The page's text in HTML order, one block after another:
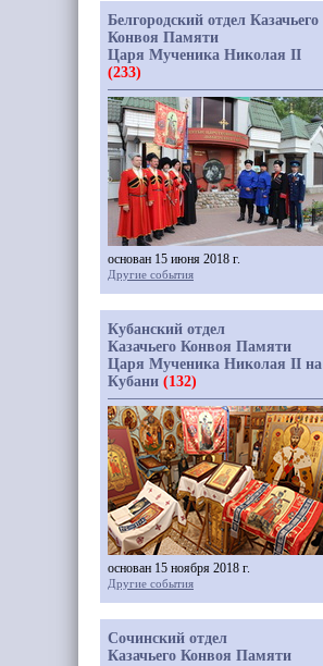
Белгородский отдел Казачьего
Конвоя Памяти
Царя Мученика Николая II
(233)
основан 15 июня 2018 г.
Другие события
Кубанский отдел
Казачьего Конвоя Памяти
Царя Мученика Николая II на
Кубани (132)
основан 15 ноября 2018 г.
Другие события
Сочинский отдел
Казачьего Конвоя Памяти